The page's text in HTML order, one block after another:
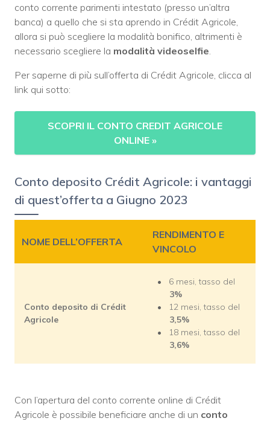
conto corrente parimenti intestato (presso un’altra
banca) a quello che si sta aprendo in Crédit Agricole,
allora si può scegliere la modalità bonifico, altrimenti è
necessario scegliere la modalità videoselfie
Per saperne di più sull’offerta di Crédit Agricole, clicca al
link qui sotto:
SCOPRI IL CONTO CREDIT AGRICOLE
ONLINE »
Conto deposito Crédit Agricole: i vantaggi
di quest’offerta a Giugno 2023
NOME DELL’OFFERTA
RENDIMENTO E
VINCOLO
Conto deposito di Crédit
Agricole
6 mesi, tasso del
3%
12 mesi, tasso del
3,5%
18 mesi, tasso del
3,6%
Con l’apertura del conto corrente online di Crédit
Agricole è possibile beneficiare anche di un conto